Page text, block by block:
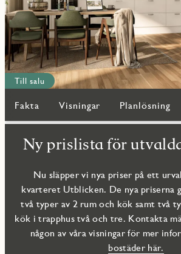
Till salu
Fakta Visningar Planlösning
Ny prislista för
Nu släpper vi nya priser på ett
kvarteret Utblicken. De nya priserna
två typer av 2 rum och kök samt två
kök i trapphus två och tre. Kontakta
någon av våra visningar för mer
bostäder här.